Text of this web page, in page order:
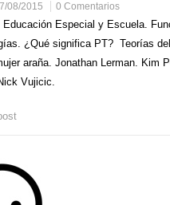
08/2015 0 Comentarios
Especial y Escuela.
¿Qué significa PT? Teorías del
araña. Jonathan Lerman. Kim
Vujicic.